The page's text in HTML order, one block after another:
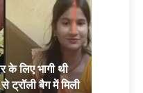
के लिए भागी थी
ट्रॉली बैग में मिली